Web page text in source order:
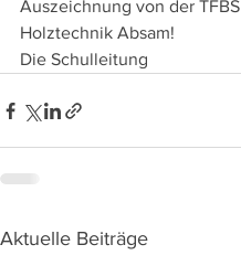
Auszeichnung von der TFBS
Holztechnik Absam!
Die Schulleitung
Aktuelle Beiträge